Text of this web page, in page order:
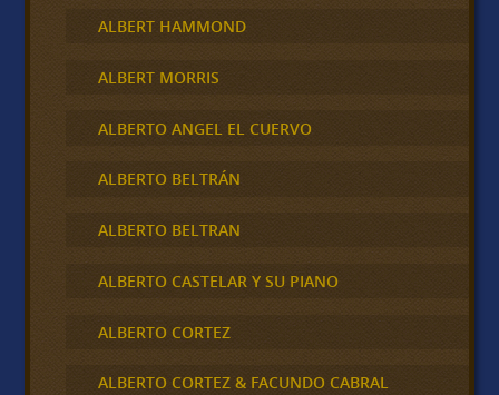
ALBERT HAMMOND
ALBERT MORRIS
ALBERTO ANGEL EL CUERVO
ALBERTO BELTRÁN
ALBERTO BELTRAN
ALBERTO CASTELAR Y SU PIANO
ALBERTO CORTEZ
ALBERTO CORTEZ & FACUNDO CABRAL